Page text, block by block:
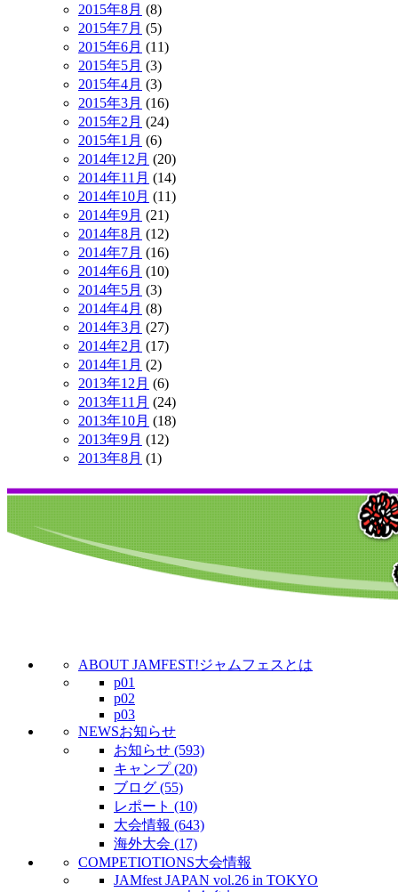
2015年8月 (8)
2015年7月 (5)
2015年6月 (11)
2015年5月 (3)
2015年4月 (3)
2015年3月 (16)
2015年2月 (24)
2015年1月 (6)
2014年12月 (20)
2014年11月 (14)
2014年10月 (11)
2014年9月 (21)
2014年8月 (12)
2014年7月 (16)
2014年6月 (10)
2014年5月 (3)
2014年4月 (8)
2014年3月 (27)
2014年2月 (17)
2014年1月 (2)
2013年12月 (6)
2013年11月 (24)
2013年10月 (18)
2013年9月 (12)
2013年8月 (1)
ABOUT JAMFEST!ジャムフェスとは
p01
p02
p03
NEWSお知らせ
お知らせ (593)
キャンプ (20)
ブログ (55)
レポート (10)
大会情報 (643)
海外大会 (17)
COMPETIOTIONS大会情報
JAMfest JAPAN vol.26 in TOKYO